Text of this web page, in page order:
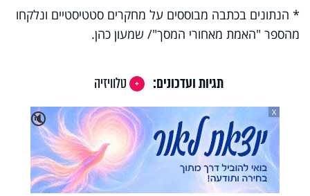
* הנתונים בכתבה מבוססים על מחקרים סטטיסטיים ונלקחו
מהספר "האמת מאחורי המסך"/ שמעון כהן.
תגיות ועדכונים:
טלוויזיה
🔇
X